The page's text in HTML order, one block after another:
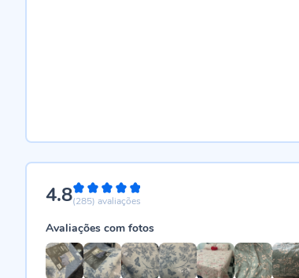
4.896%
(285) avaliações
Avaliações com fotos